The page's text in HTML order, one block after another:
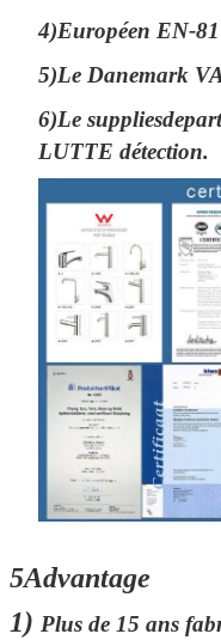
4)Européen EN-
5)Le Danemark
6)Le
LUTTE détection.
5Advantage
1) Plus de 15 ans